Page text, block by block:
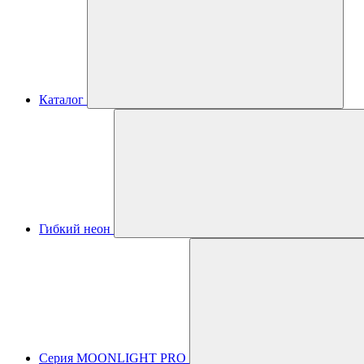
Каталог
Гибкий неон
Серия MOONLIGHT PRO